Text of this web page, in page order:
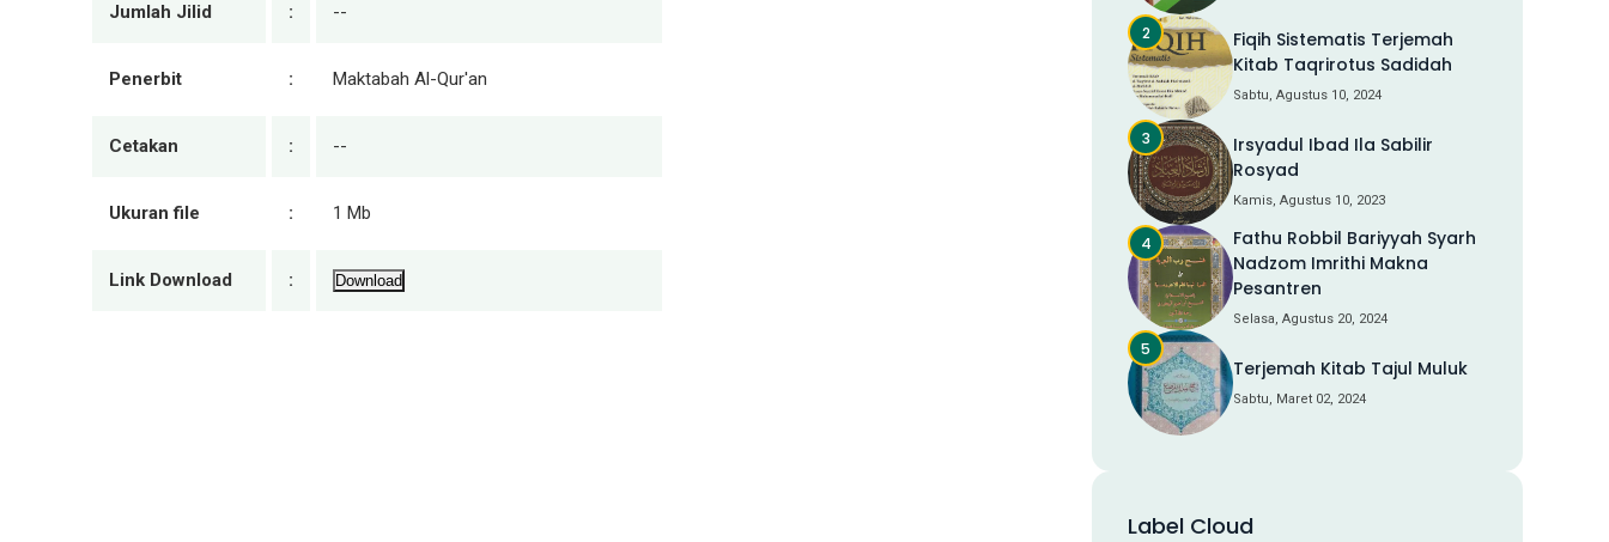
Jumlah Jilid : --
Penerbit : Maktabah Al-Qur'an
Cetakan : --
Ukuran file : 1 Mb
Link Download : Download
Fiqih Sistematis Terjemah
Kitab Taqrirotus Sadidah
Sabtu, Agustus 10, 2024
Irsyadul Ibad Ila Sabilir
Rosyad
Kamis, Agustus 10, 2023
Fathu Robbil Bariyyah Syarh
Nadzom Imrithi Makna
Pesantren
Selasa, Agustus 20, 2024
Terjemah Kitab Tajul Muluk
Sabtu, Maret 02, 2024
Label Cloud